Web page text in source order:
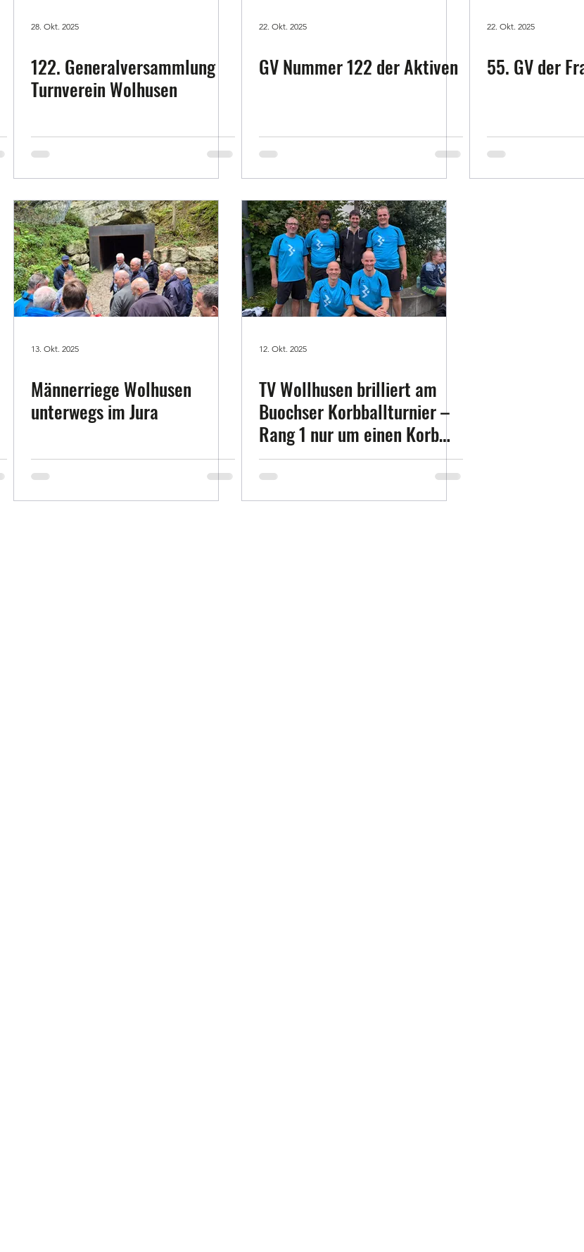
28. Okt. 2025
122. Generalversammlung
Turnverein Wolhusen
22. Okt. 2025
GV Nummer 122 der Aktiven
22. Okt. 2025
55. GV der
13. Okt. 2025
Männerriege Wolhusen
unterwegs im Jura
12. Okt. 2025
TV Wollhusen brilliert am
Buochser Korbballturnier –
Rang 1 nur um einen Korb
verpasst